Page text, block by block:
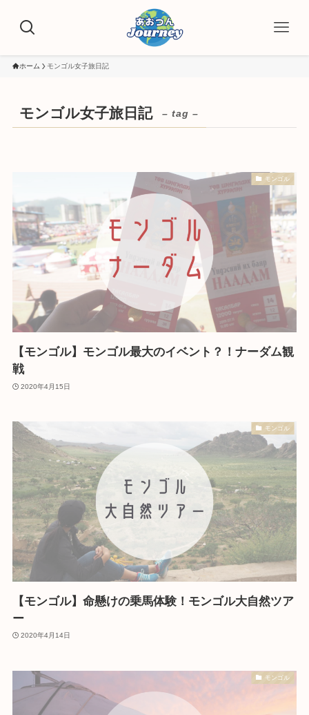
ホーム モンゴル女子旅日記
モンゴル女子旅日記 – tag –
モンゴル
【モンゴル】モンゴル最大のイベント？！ナーダム観
戦
2020年4月15日
モンゴル
【モンゴル】命懸けの乗馬体験！モンゴル大自然ツア
ー
2020年4月14日
モンゴル